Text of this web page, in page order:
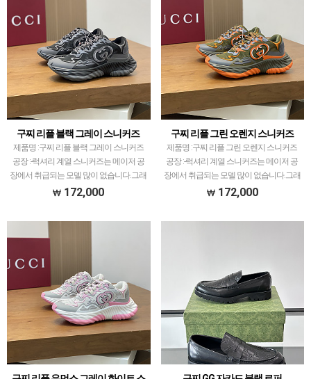
구찌 리플 블랙 그레이 스니커즈
제품명 :구찌 리플 블랙 그레이 스니커즈
공장 :-​럭셔리 계열 스니커즈는 메이저 공
장에서 취급되는 모델 많이 없습니다.그래
서 전문적으로 취급하는 공장과제가 현지
172,000
구찌 리플 그린 오렌지 스니커즈
제품명 :구찌 리플 그린 오렌지 스니커즈
공장 :-​럭셔리 계열 스니커즈는 메이저 공
장에서 취급되는 모델 많이 없습니다.그래
서 전문적으로 취급하는 공장과제가 현지
172,000